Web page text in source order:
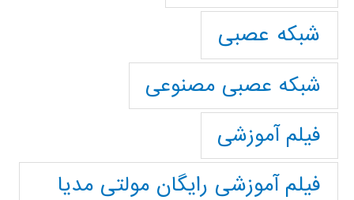
شبکه عصبی
شبکه عصبی مصنوعی
فیلم آموزشی
فیلم آموزشی رایگان مولتی مدیا